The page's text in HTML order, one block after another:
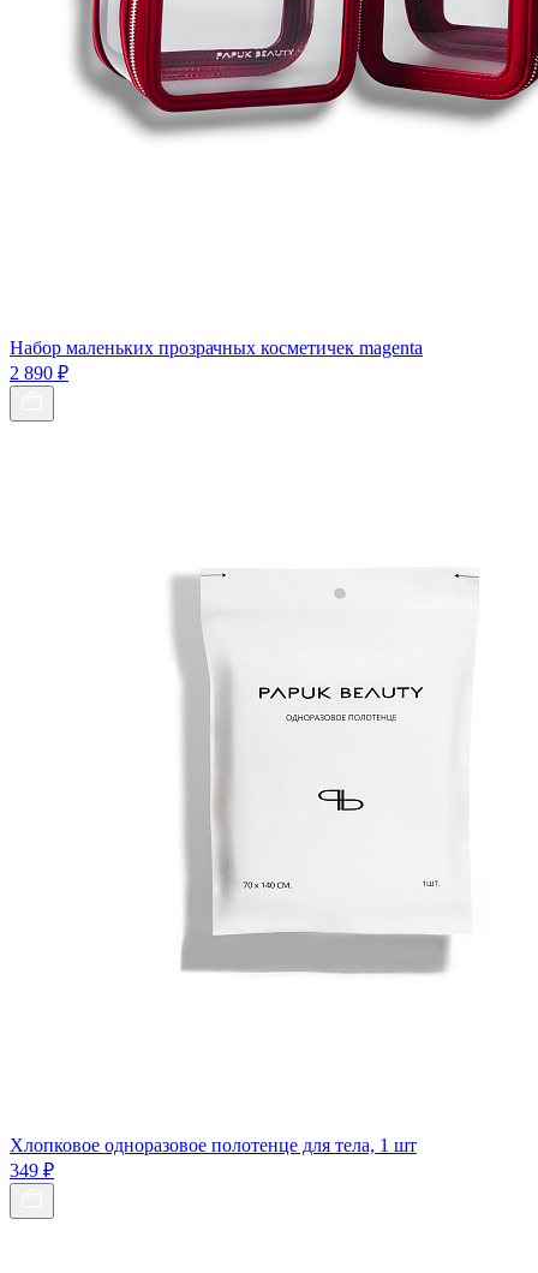
Набор маленьких прозрачных косметичек magenta
2 890 ₽
Хлопковое одноразовое полотенце для тела, 1 шт
349 ₽